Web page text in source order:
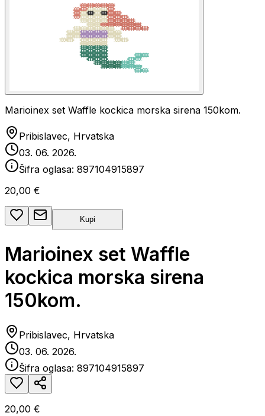
Marioinex set Waffle kockica morska sirena 150kom.
Pribislavec, Hrvatska
03. 06. 2026.
Šifra oglasa: 897104915897
20,00 €
Kupi
Marioinex set Waffle
kockica morska sirena
150kom.
Pribislavec, Hrvatska
03. 06. 2026.
Šifra oglasa: 897104915897
20,00 €